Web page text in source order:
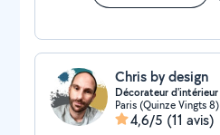
Chris by design
Décorateur d'intérieur
Paris (Quinze Vingts 8)
4,6/5 (11 avis)